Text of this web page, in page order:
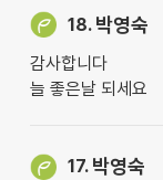
18. 박영숙
감사합니다
늘 좋은날 되세요
17. 박영숙